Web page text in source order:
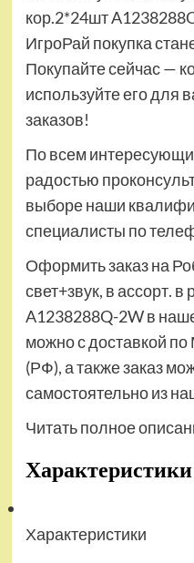
кор.2*24шт
ИгроРай покупка
Покупайте сейчас —
используйте его
заказов!
По всем
радостью
выборе наши
специалисты по
Оформить заказ на
свет+звук, в ассорт. в
A1238288Q-2W в
можно с доставкой
(РФ), а также заказ
самостоятельно из
Читать полное
Характеристики
Характеристики